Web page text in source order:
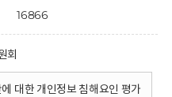
16866
회
대한 개인정보 침해요인 평가